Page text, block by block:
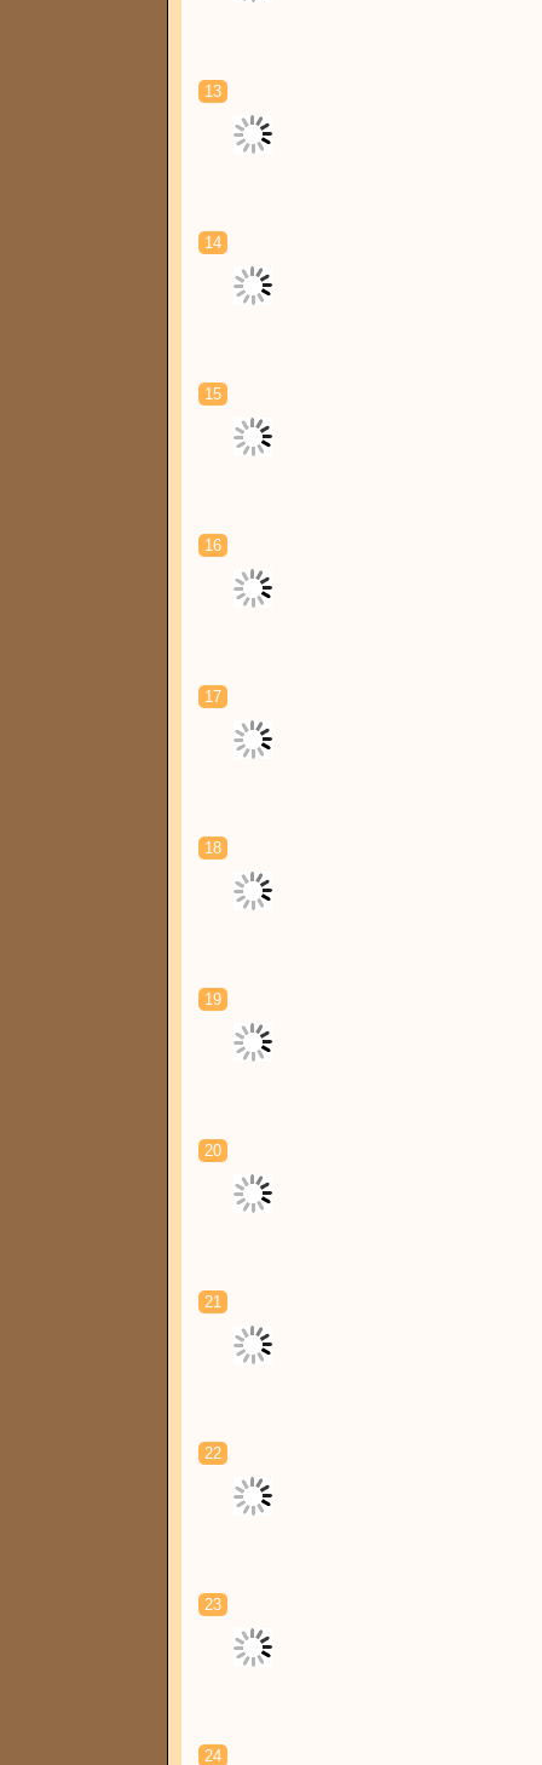
13
14
15
16
17
18
19
20
21
22
23
24